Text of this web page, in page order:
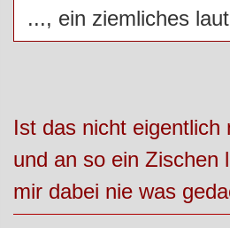
..., ein ziemliches
Ist das nicht
und an so ein Zischen
mir dabei nie was